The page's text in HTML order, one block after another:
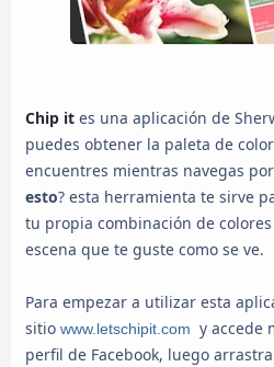
Chip it es una aplicación de
puedes obtener la paleta de
encuentres mientras navegas
esto? esta herramienta te sirve
tu propia combinación de
escena que te guste como se ve.
Para empezar a utilizar esta
sitio www.letschipit.com y accede
perfil de Facebook, luego